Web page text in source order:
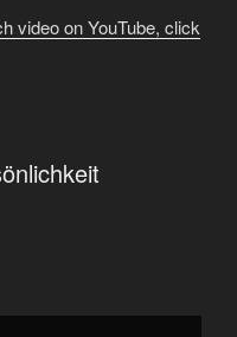
video on YouTube, click